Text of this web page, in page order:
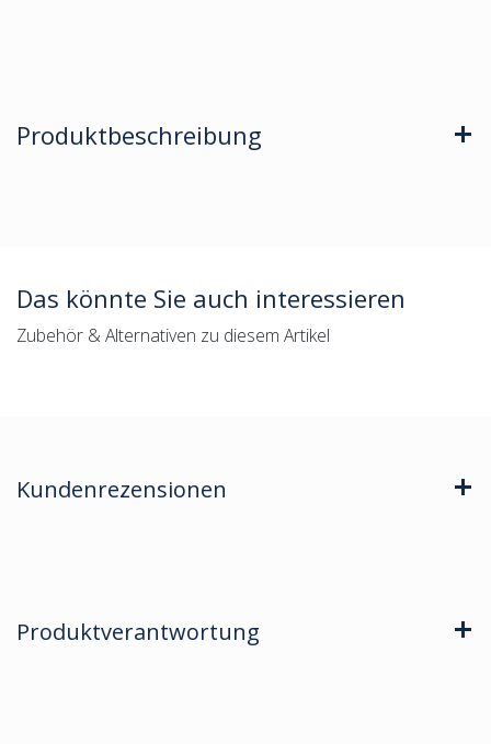
Produktbeschreibung
Das könnte Sie auch interessieren
Zubehör & Alternativen zu diesem Artikel
Kundenrezensionen
Produktverantwortung